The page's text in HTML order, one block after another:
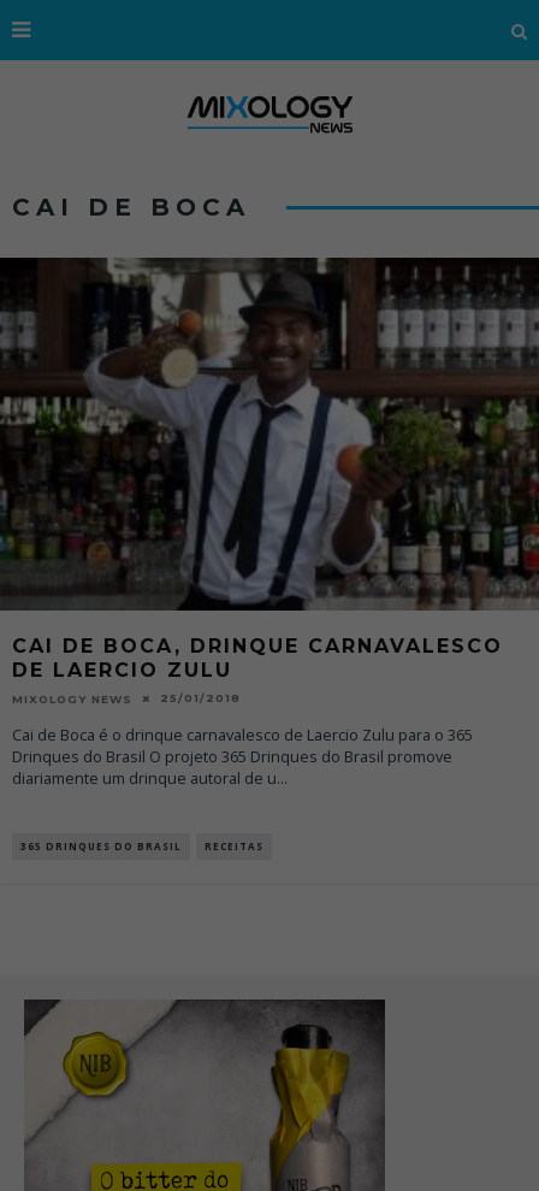
CAI DE BOCA
CAI DE BOCA, DRINQUE CARNAVALESCO
DE LAERCIO ZULU
MIXOLOGY NEWS 25/01/2018
Cai de Boca é o drinque carnavalesco de Laercio Zulu para o 365
Drinques do Brasil O projeto 365 Drinques do Brasil promove
diariamente um drinque autoral de u...
365 DRINQUES DO BRASIL RECEITAS